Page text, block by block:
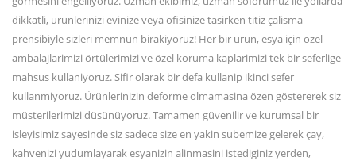
dikkatli, ürünlerinizi evinize veya ofisinize tasirken titiz çalisma
prensibiyle sizleri memnun birakiyoruz! Her bir ürün, esya için özel
ambalajlarimizi örtülerimizi ve özel koruma kaplarimizi tek bir seferlige
mahsus kullaniyoruz. Sifir olarak bir defa kullanip ikinci sefer
kullanmiyoruz. Ürünlerinizin deforme olmamasina özen göstererek siz
müsterilerimizi düsünüyoruz. Tamamen güvenilir ve kurumsal bir
isleyisimiz sayesinde siz sadece size en yakin subemize gelerek çay,
kahvenizi yudumlayarak esyanizin alinmasini istediginiz yerden,